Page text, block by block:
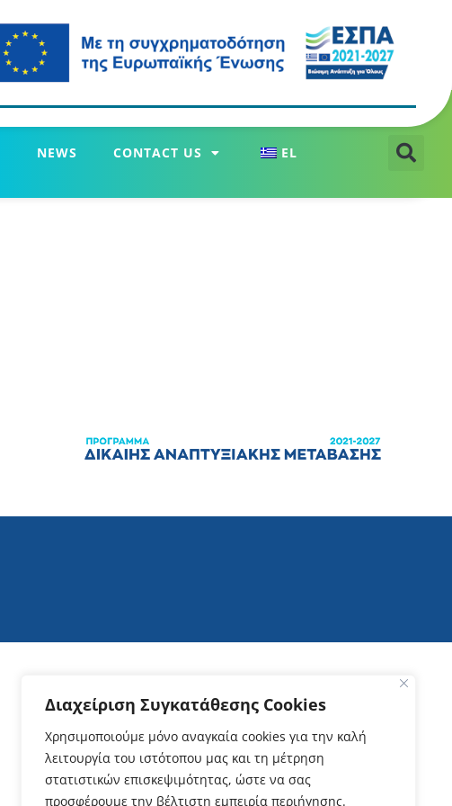
Διαχείριση Συγκατάθεσης Cookies
Χρησιμοποιούμε μόνο αναγκαία cookies για την καλή
λειτουργία του ιστότοπου μας και τη μέτρηση
στατιστικών επισκεψιμότητας, ώστε να σας
προσφέρουμε την βέλτιστη εμπειρία περιήγησης.
NEWS CONTACT US EL